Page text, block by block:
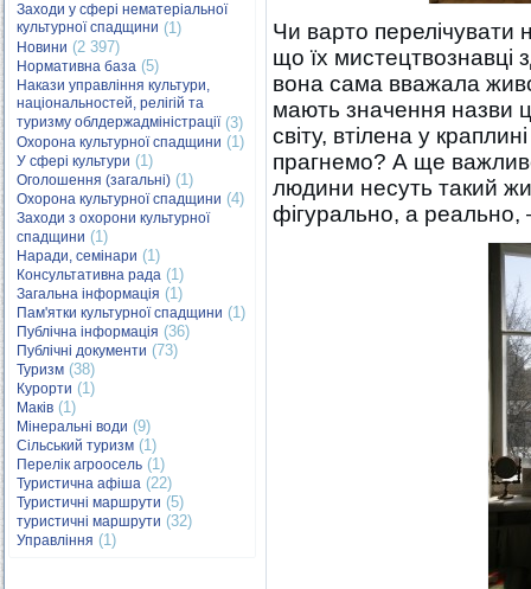
Заходи у сфері нематеріальної
культурної спадщини (1)
Новини (2 397)
Нормативна база (5)
Накази управління культури,
національностей, релігій та
туризму облдержадміністрації(3)
Охорона культурної спадщини (1)
У сфері культури (1)
Оголошення (загальні) (1)
Охорона культурної спадщини (4)
Заходи з охорони культурної
спадщини (1)
Наради, семінари (1)
Консультативна рада (1)
Загальна інформація (1)
Пам'ятки культурної спадщини (1)
Публічна інформація (36)
Публічні документи (73)
Туризм (38)
Курорти (1)
Маків (1)
Мінеральні води (9)
Сільський туризм (1)
Перелік агроосель (1)
Туристична афіша (22)
Туристичні маршрути (5)
туристичні маршрути (32)
Управління (1)
Чи варто перелічувати
що їх мистецтвознавці
вона сама вважала
мають значення назви
світу, втілена у
прагнемо? А ще
людини несуть такий
фігурально, а